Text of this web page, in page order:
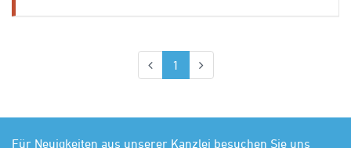
1 (aktuell)
Für Neuigkeiten aus unserer Kanzlei besuchen Sie uns